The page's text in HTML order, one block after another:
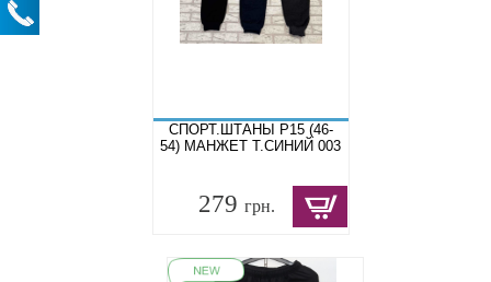
СПОРТ.ШТАНЫ P15 (46-
54) МАНЖЕТ Т.СИНИЙ 003
279 грн.